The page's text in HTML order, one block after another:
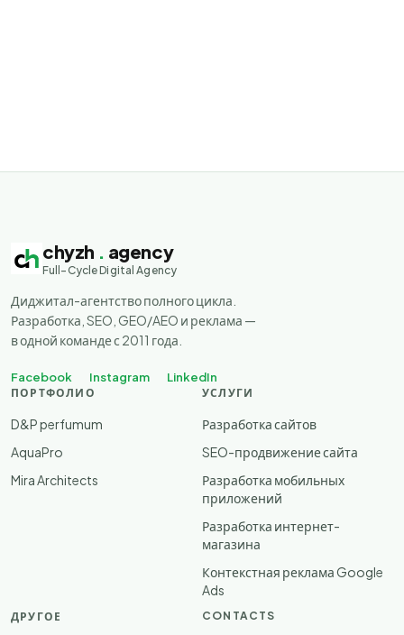
chyzh . agency
Full-Cycle Digital Agency
Диджитал-агентство полного цикла.
Разработка, SEO, GEO/AEO и реклама —
в одной команде с 2011 года.
Facebook Instagram LinkedIn
ПОРТФОЛИО
D&P perfumum
AquaPro
Mira Architects
УСЛУГИ
Разработка сайтов
SEO-продвижение сайта
Разработка мобильных
приложений
Разработка интернет-
магазина
Контекстная реклама Google
Ads
ДРУГОЕ CONTACTS